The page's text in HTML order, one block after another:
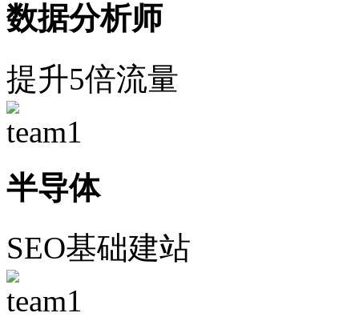
数据分析师
提升5倍流量
半导体
SEO基础建站